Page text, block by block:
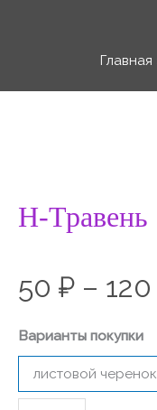
Главная
Н-Травень
50 ₽ – 120
Варианты покупки
листовой черенок